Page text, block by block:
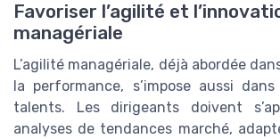
Favoriser l’agilité et
managériale
L’agilité managériale, déjà abordée
la performance, s’impose aussi
talents. Les dirigeants doivent
analyses de tendances marché,